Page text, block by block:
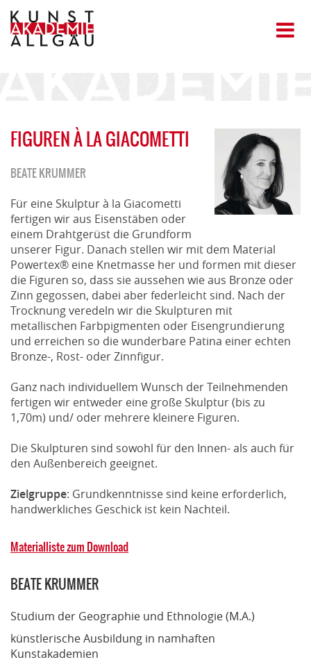
FIGUREN À LA GIACOMETTI
BEATE KRUMMER
Für eine Skulptur à la Giacometti
fertigen wir aus Eisenstäben oder
einem Drahtgerüst die Grundform
unserer Figur. Danach stellen wir mit dem Material
Powertex® eine Knetmasse her und formen mit dieser
die Figuren so, dass sie aussehen wie aus Bronze oder
Zinn gegossen, dabei aber federleicht sind. Nach der
Trocknung veredeln wir die Skulpturen mit
metallischen Farbpigmenten oder Eisengrundierung
und erreichen so die wunderbare Patina einer echten
Bronze-, Rost- oder Zinnfigur.
Ganz nach individuellem Wunsch der Teilnehmenden
fertigen wir entweder eine große Skulptur (bis zu
1,70m) und/ oder mehrere kleinere Figuren.
Die Skulpturen sind sowohl für den Innen- als auch für
den Außenbereich geeignet.
Zielgruppe: Grundkenntnisse sind keine erforderlich,
handwerkliches Geschick ist kein Nachteil.
Materialliste zum Download
BEATE KRUMMER
Studium der Geographie und Ethnologie (M.A.)
künstlerische Ausbildung in namhaften
Kunstakademien